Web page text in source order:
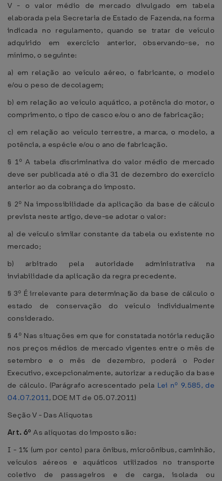
V - o valor médio de mercado divulgado em tabela
elaborada pela Secretaria de Estado de Fazenda, na forma
indicada no regulamento, quando se tratar de veículo
adquirido em exercício anterior, observando-se, no
mínimo, o seguinte:
a) em relação ao veículo aéreo, o fabricante, o modelo
e/ou o peso de decolagem;
b) em relação ao veículo aquático, a potência do motor, o
comprimento, o tipo de casco e/ou o ano de fabricação;
c) em relação ao veículo terrestre, a marca, o modelo, a
potência, a espécie e/ou o ano de fabricação.
§ 1º A tabela discriminativa do valor médio de mercado
deve ser publicada até o dia 31 de dezembro do exercício
anterior ao da cobrança do imposto.
§ 2º Na impossibilidade da aplicação da base de cálculo
prevista neste artigo, deve-se adotar o valor:
a) de veículo similar constante da tabela ou existente no
mercado;
b) arbitrado pela autoridade administrativa na
inviabilidade da aplicação da regra precedente.
§ 3º É irrelevante para determinação da base de cálculo o
estado de conservação do veículo individualmente
considerado.
§ 4º Nas situações em que for constatada notória redução
nos preços médios de mercado vigentes entre o mês de
setembro e o mês de dezembro, poderá o Poder
Executivo, excepcionalmente, autorizar a redução da base
de cálculo. (Parágrafo acrescentado pela Lei nº 9.585, de
04.07.2011, DOE MT de 05.07.2011)
Seção V - Das Alíquotas
Art. 6º As alíquotas do imposto são:
I - 1% (um por cento) para ônibus, microônibus, caminhão,
veículos aéreos e aquáticos utilizados no transporte
coletivo de passageiros e de carga, isolada ou